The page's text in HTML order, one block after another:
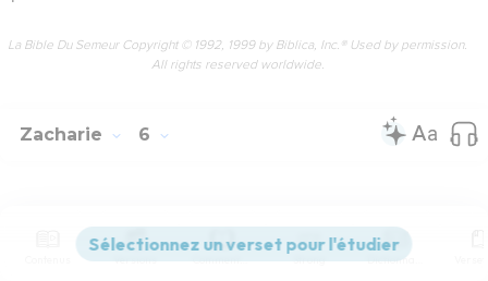
La Bible Du Semeur Copyright © 1992, 1999 by Biblica, Inc.® Used by permission.
All rights reserved worldwide.
Zacharie 6
Versions Commentaires Strong